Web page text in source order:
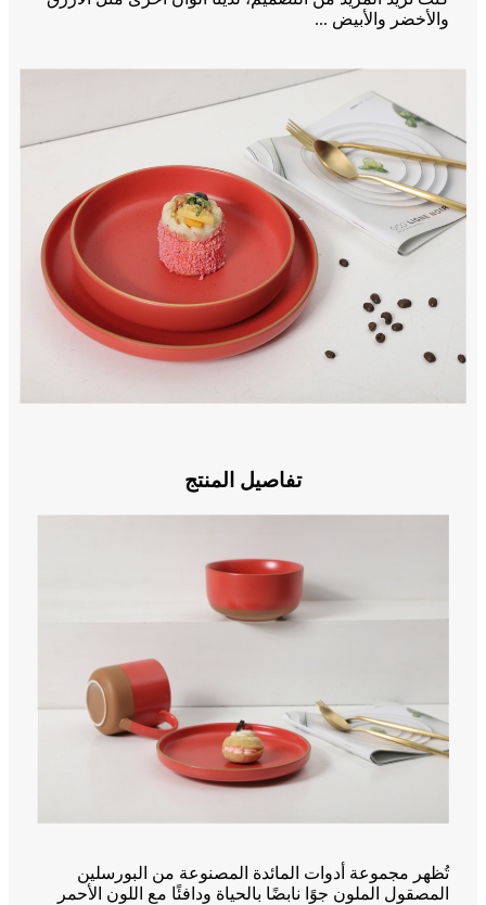
والأخضر والأبيض ...
تفاصيل المنتج
تُظهر مجموعة أدوات المائدة المصنوعة من البورسلين
المصقول الملون جوًا نابضًا بالحياة ودافئًا مع اللون الأحمر